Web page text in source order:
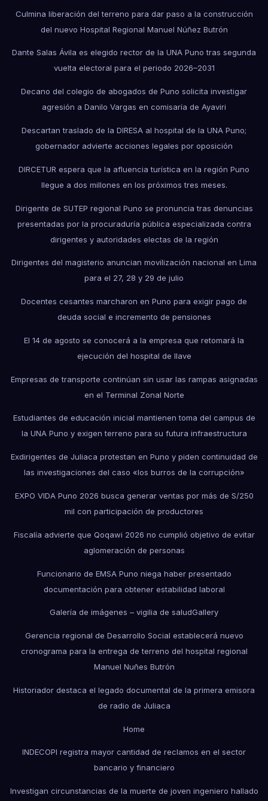
Culmina liberación del terreno para dar paso a la construcción
del nuevo Hospital Regional Manuel Núñez Butrón
Dante Salas Ávila es elegido rector de la UNA Puno tras segunda
vuelta electoral para el periodo 2026–2031
Decano del colegio de abogados de Puno solicita investigar
agresión a Danilo Vargas en comisaría de Ayaviri
Descartan traslado de la DIRESA al hospital de la UNA Puno;
gobernador advierte acciones legales por oposición
DIRCETUR espera que la afluencia turística en la región Puno
llegue a dos millones en los próximos tres meses.
Dirigente de SUTEP regional Puno se pronuncia tras denuncias
presentadas por la procuraduría pública especializada contra
dirigentes y autoridades electas de la región
Dirigentes del magisterio anuncian movilización nacional en Lima
para el 27, 28 y 29 de julio
Docentes cesantes marcharon en Puno para exigir pago de
deuda social e incremento de pensiones
El 14 de agosto se conocerá a la empresa que retomará la
ejecución del hospital de Ilave
Empresas de transporte continúan sin usar las rampas asignadas
en el Terminal Zonal Norte
Estudiantes de educación inicial mantienen toma del campus de
la UNA Puno y exigen terreno para su futura infraestructura
Exdirigentes de Juliaca protestan en Puno y piden continuidad de
las investigaciones del caso «los burros de la corrupción»
EXPO VIDA Puno 2026 busca generar ventas por más de S/250
mil con participación de productores
Fiscalía advierte que Qoqawi 2026 no cumplió objetivo de evitar
aglomeración de personas
Funcionario de EMSA Puno niega haber presentado
documentación para obtener estabilidad laboral
Galería de imágenes – vigilia de saludGallery
Gerencia regional de Desarrollo Social establecerá nuevo
cronograma para la entrega de terreno del hospital regional
Manuel Nuñes Butrón
Historiador destaca el legado documental de la primera emisora
de radio de Juliaca
Home
INDECOPI registra mayor cantidad de reclamos en el sector
bancario y financiero
Investigan circunstancias de la muerte de joven ingeniero hallado